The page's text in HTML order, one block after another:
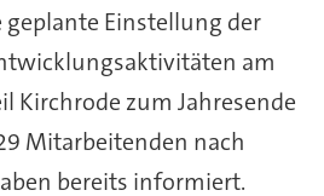
Einstellung der
am
Kirchrode zum Jahresende
Mitarbeitenden nach
bereits informiert.